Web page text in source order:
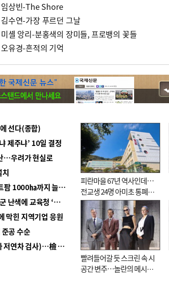
상빈-The Shore
수연-가장 푸르던 그날
셸 앙리-분홍색의 장미들, 프로뱅의 꽃들
유경-흔적의 기억
선다(종합)
제주냐’ 10일 결정
…우려가 현실로
치
■ 경남 농정 비전 ‘잘 사는 농촌’…스마트팜 1000㏊까지 늘린다
■ 교육혁신선도지 공모 코앞인데…구·군 난색에 교육청 ‘쩔쩔’
막힌 지역기업 응원
공 수순
■ 검사 신분 버리고 직급하향(10년 이하 저연차 검사)…檢 중수청행 기피
피란마을 67년 역사인데…
전교생 24명 아미초 통폐합
기로
빨려들어갈 듯 스크린 속 시
공간 변주…놀란의 메시지